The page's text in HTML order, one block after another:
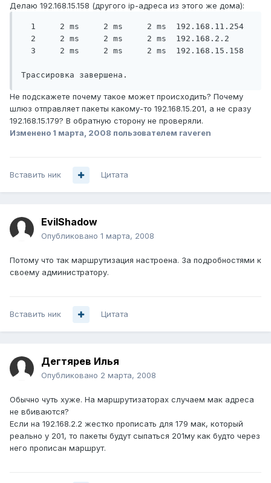
Делаю 192.168.15.158 (другого ip-адреса из этого же дома):
1     2 ms     2 ms     2 ms  192.168.11.254
2     2 ms     2 ms     2 ms  192.168.2.2
3     2 ms     2 ms     2 ms  192.168.15.158
Трассировка завершена.
Не подскажете почему такое может происходить? Почему
шлюз отправляет пакеты какому-то 192.168.15.201, а не сразу
192.168.15.179? В обратную сторону не проверяли.
Изменено 1 марта, 2008 пользователем raveren
Вставить ник Цитата
EvilShadow
Опубликовано 1 марта, 2008
Потому что так маршрутизация настроена. За подробностями к
своему администратору.
Вставить ник Цитата
Дегтярев Илья
Опубликовано 2 марта, 2008
Обычно чуть хуже. На маршрутизаторах случаем мак адреса
не вбиваются?
Если на 192.168.2.2 жестко прописать для 179 мак, который
реально у 201, то пакеты будут сыпаться 201му как будто через
него прописан маршрут.